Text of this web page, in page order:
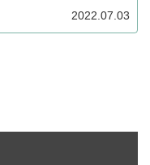
2022.07.03